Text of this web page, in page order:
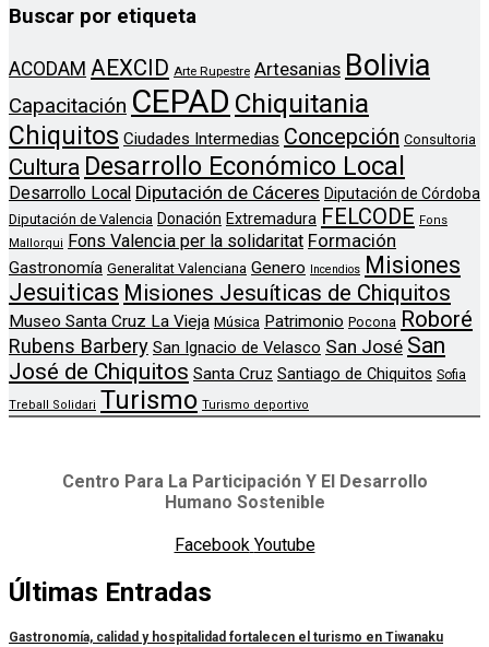
Buscar por etiqueta
ACODAM AEXCID Arte Rupestre Artesanias Bolivia
Capacitación CEPAD Chiquitania
Chiquitos Ciudades Intermedias Concepción Consultoria
Cultura Desarrollo Económico Local
Desarrollo Local Diputación de Cáceres Diputación de Córdoba
Diputación de Valencia Donación Extremadura FELCODE Fons
Mallorqui
Fons Valencia per la solidaritat Formación
Gastronomía Generalitat Valenciana Genero Incendios
Misiones
Jesuiticas Misiones Jesuíticas de Chiquitos
Museo Santa Cruz La Vieja Música Patrimonio Pocona Roboré
Rubens Barbery San Ignacio de Velasco San José San
José de Chiquitos Santa Cruz Santiago de Chiquitos Sofia
Treball Solidari Turismo Turismo deportivo
Centro Para La Participación Y El Desarrollo
Humano Sostenible
Facebook Youtube
Últimas Entradas
Gastronomía, calidad y hospitalidad fortalecen el turismo en Tiwanaku